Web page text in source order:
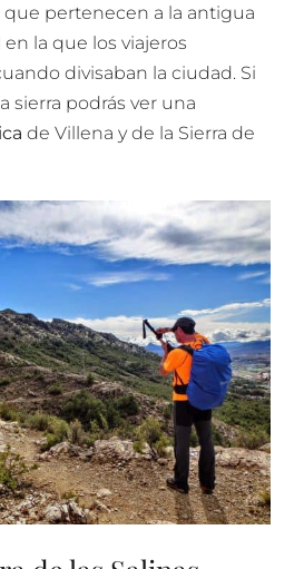
pertenecen a la antigua
la que los viajeros
divisaban la ciudad. Si
sierra podrás ver una
de Villena y de la Sierra de